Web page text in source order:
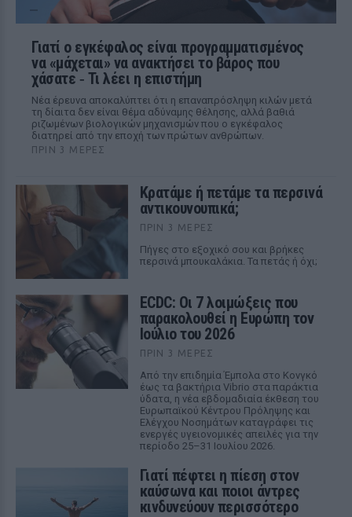
Γιατί ο εγκέφαλος είναι προγραμματισμένος
να «μάχεται» να ανακτήσει το βάρος που
χάσατε ‑ Τι λέει η επιστήμη
Νέα έρευνα αποκαλύπτει ότι η επαναπρόσληψη κιλών μετά
τη δίαιτα δεν είναι θέμα αδύναμης θέλησης, αλλά βαθιά
ριζωμένων βιολογικών μηχανισμών που ο εγκέφαλος
διατηρεί από την εποχή των πρώτων ανθρώπων.
ΠΡΙΝ 3 ΜΈΡΕΣ
Κρατάμε ή πετάμε τα περσινά
αντικουνουπικά;
ΠΡΙΝ 3 ΜΈΡΕΣ
Πήγες στο εξοχικό σου και βρήκες
περσινά μπουκαλάκια. Τα πετάς ή όχι;
ECDC: Οι 7 λοιμώξεις που
παρακολουθεί η Ευρώπη τον
Ιούλιο του 2026
ΠΡΙΝ 3 ΜΈΡΕΣ
Από την επιδημία Έμπολα στο Κονγκό
έως τα βακτήρια Vibrio στα παράκτια
ύδατα, η νέα εβδομαδιαία έκθεση του
Ευρωπαϊκού Κέντρου Πρόληψης και
Ελέγχου Νοσημάτων καταγράφει τις
ενεργές υγειονομικές απειλές για την
περίοδο 25–31 Ιουλίου 2026.
Γιατί πέφτει η πίεση στον
καύσωνα και ποιοι άντρες
κινδυνεύουν περισσότερο